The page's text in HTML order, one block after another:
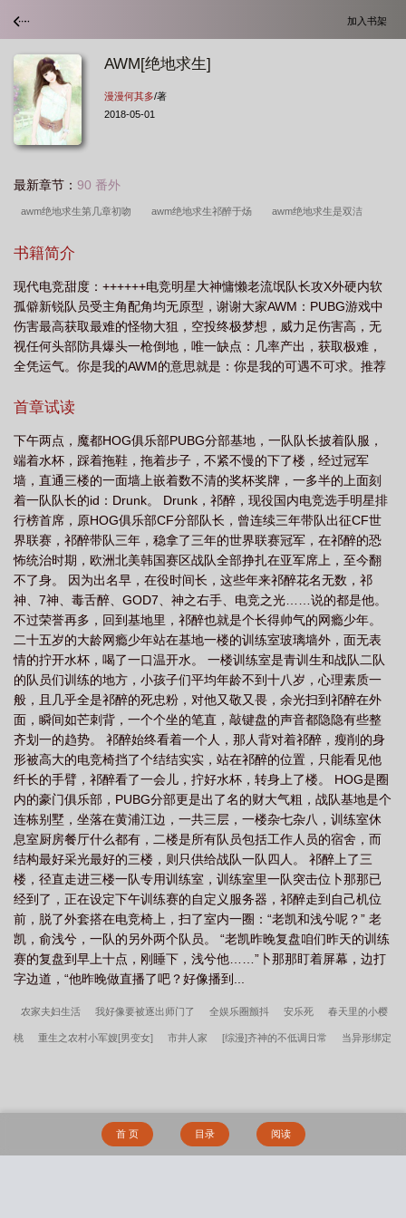
加入书架
AWM[绝地求生]
漫漫何其多/著
2018-05-01
最新章节： 90 番外
awm绝地求生第几章初吻 awm绝地求生祁醉于炀 awm绝地求生是双洁
车 awm绝地求生免费观看
介 awm绝地求生哪一章在一起 awm绝地求生车文在哪一章 awm绝地求生
未删减版 awm绝地求生百度TXT awm绝地求生86章微博截图 awm绝地求
生TXT免费 awm绝地求生什么时候写的 awm绝地求生主角是谁 awm绝地
求生漫画 awm绝地求生漫画免费观看 awm绝地求生广播剧 awm绝地求生
车 awm绝地求生于炀 awm绝地求生77章完整版 awm绝地求生肉在哪几
章 awm绝地求生txt百度 awm绝地求生全文+番外免费阅读在哪里可以看
到 awm绝地求生在哪个软件看 awm绝地求生85章 awm绝地求生免费阅读
无删减 awm绝地求生人物介绍 awm绝地求生85章截图 awm绝地求生补车
63章 awm绝地求生微博截图 awm绝地求生百度百科 awm绝地求生晋江文
学城 awm绝地求生全文免费阅读 awm绝地求生是哪一年写的 awm绝地求
生配音演员表 awm绝地求生是什么类型的 awm绝地求生于炀爸爸要钱是哪一
awm绝地求生笔趣阁资源 awm绝地求生在哪里看 awm绝地求生未删减
版资源 awm绝地求生第85章完整版 awm绝地求生车原文扩写 awm绝地求
生谁写的 awm绝地求生TXT awm绝地求生87章补车 awm绝地求生全文免
什么 awm绝地求生车在第几章 awm绝地求生车微博截图 awm绝地求生广
播剧资源 awm绝地求生车 awm绝地求生漫画下拉式免费观看 awm绝地求
生by漫漫何其多 awm绝地求生最猛的车 awm绝地求生全文 番外免费阅读在哪
里可以看到 AWM[绝地求生
书籍简介
现代电竞甜度：++++++电竞明星大神慵懒老流氓队长攻X外硬内软
孤僻新锐队员受主角配角均无原型，谢谢大家AWM：PUBG游戏中
伤害最高获取最难的怪物大狙，空投终极梦想，威力足伤害高，无
视任何头部防具爆头一枪倒地，唯一缺点：几率产出，获取极难，
全凭运气。你是我的AWM的意思就是：你是我的可遇不可求。推荐
首章试读
下午两点，魔都HOG俱乐部PUBG分部基地，一队队长披着队服，
端着水杯，踩着拖鞋，拖着步子，不紧不慢的下了楼，经过冠军
墙，直通三楼的一面墙上嵌着数不清的奖杯奖牌，一多半的上面刻
着一队队长的id：Drunk。 Drunk，祁醉，现役国内电竞选手明星排
行榜首席，原HOG俱乐部CF分部队长，曾连续三年带队出征CF世
界联赛，祁醉带队三年，稳拿了三年的世界联赛冠军，在祁醉的恐
怖统治时期，欧洲北美韩国赛区战队全部挣扎在亚军席上，至今翻
不了身。 因为出名早，在役时间长，这些年来祁醉花名无数，祁
神、7神、毒舌醉、GOD7、神之右手、电竞之光……说的都是他。
不过荣誉再多，回到基地里，祁醉也就是个长得帅气的网瘾少年。
二十五岁的大龄网瘾少年站在基地一楼的训练室玻璃墙外，面无表
情的拧开水杯，喝了一口温开水。 一楼训练室是青训生和战队二队
的队员们训练的地方，小孩子们平均年龄不到十八岁，心理素质一
般，且几乎全是祁醉的死忠粉，对他又敬又畏，余光扫到祁醉在外
面，瞬间如芒刺背，一个个坐的笔直，敲键盘的声音都隐隐有些整
齐划一的趋势。 祁醉始终看着一个人，那人背对着祁醉，瘦削的身
形被高大的电竞椅挡了个结结实实，站在祁醉的位置，只能看见他
纤长的手臂，祁醉看了一会儿，拧好水杯，转身上了楼。 HOG是圈
内的豪门俱乐部，PUBG分部更是出了名的财大气粗，战队基地是个
连栋别墅，坐落在黄浦江边，一共三层，一楼杂七杂八，训练室休
息室厨房餐厅什么都有，二楼是所有队员包括工作人员的宿舍，而
结构最好采光最好的三楼，则只供给战队一队四人。 祁醉上了三
楼，径直走进三楼一队专用训练室，训练室里一队突击位卜那那已
经到了，正在设定下午训练赛的自定义服务器，祁醉走到自己机位
前，脱了外套搭在电竞椅上，扫了室内一圈：“老凯和浅兮呢？” 老
凯，俞浅兮，一队的另外两个队员。 “老凯昨晚复盘咱们昨天的训练
赛的复盘到早上十点，刚睡下，浅兮他……”卜那那盯着屏幕，边打
字边道，“他昨晚做直播了吧？好像播到...
农家夫妇生活 我好像要被逐出师门了 全娱乐圈颤抖 安乐死 春天里的小樱
桃 重生之农村小军嫂[男变女] 市井人家 [综漫]齐神的不低调日常 当异形绑定
互为囚宠gl 江教授的日常生活肉馅水饺 林笑by孟安离笔趣
首 页 目录 阅读